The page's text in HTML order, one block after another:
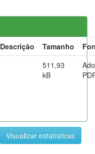
Descrição Tamanho
511,93
kB
Visualizar estatísticas